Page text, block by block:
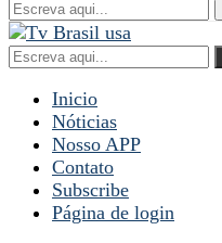
Inicio
Nóticias
Nosso APP
Contato
Subscribe
Página de login